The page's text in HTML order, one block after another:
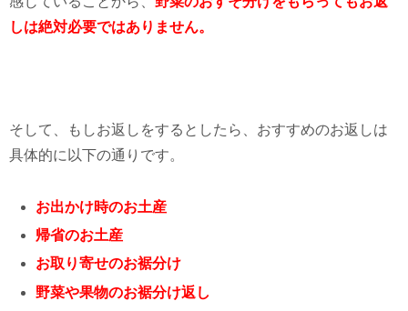
しは絶対必要ではありません。
そして、もしお返しをするとしたら、おすすめのお返しは
具体的に以下の通りです。
お出かけ時のお土産
帰省のお土産
お取り寄せのお裾分け
野菜や果物のお裾分け返し